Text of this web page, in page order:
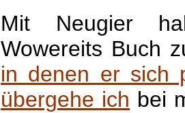
Mit Neugier
Wowereits Buch
in denen er sich
übergehe ich bei